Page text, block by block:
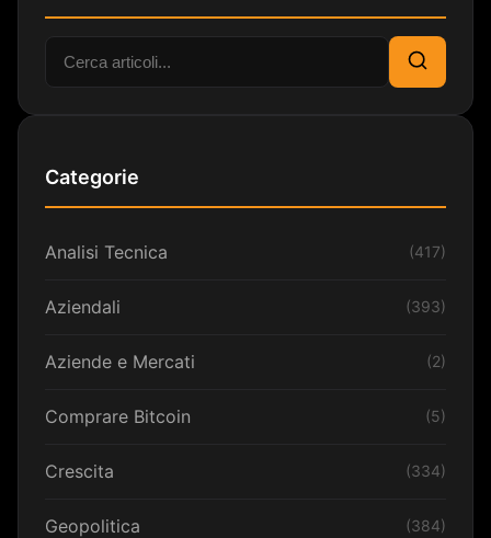
Cerca:
Cerca
Categorie
Analisi Tecnica (417)
Aziendali (393)
Aziende e Mercati (2)
Comprare Bitcoin (5)
Crescita (334)
Geopolitica (384)